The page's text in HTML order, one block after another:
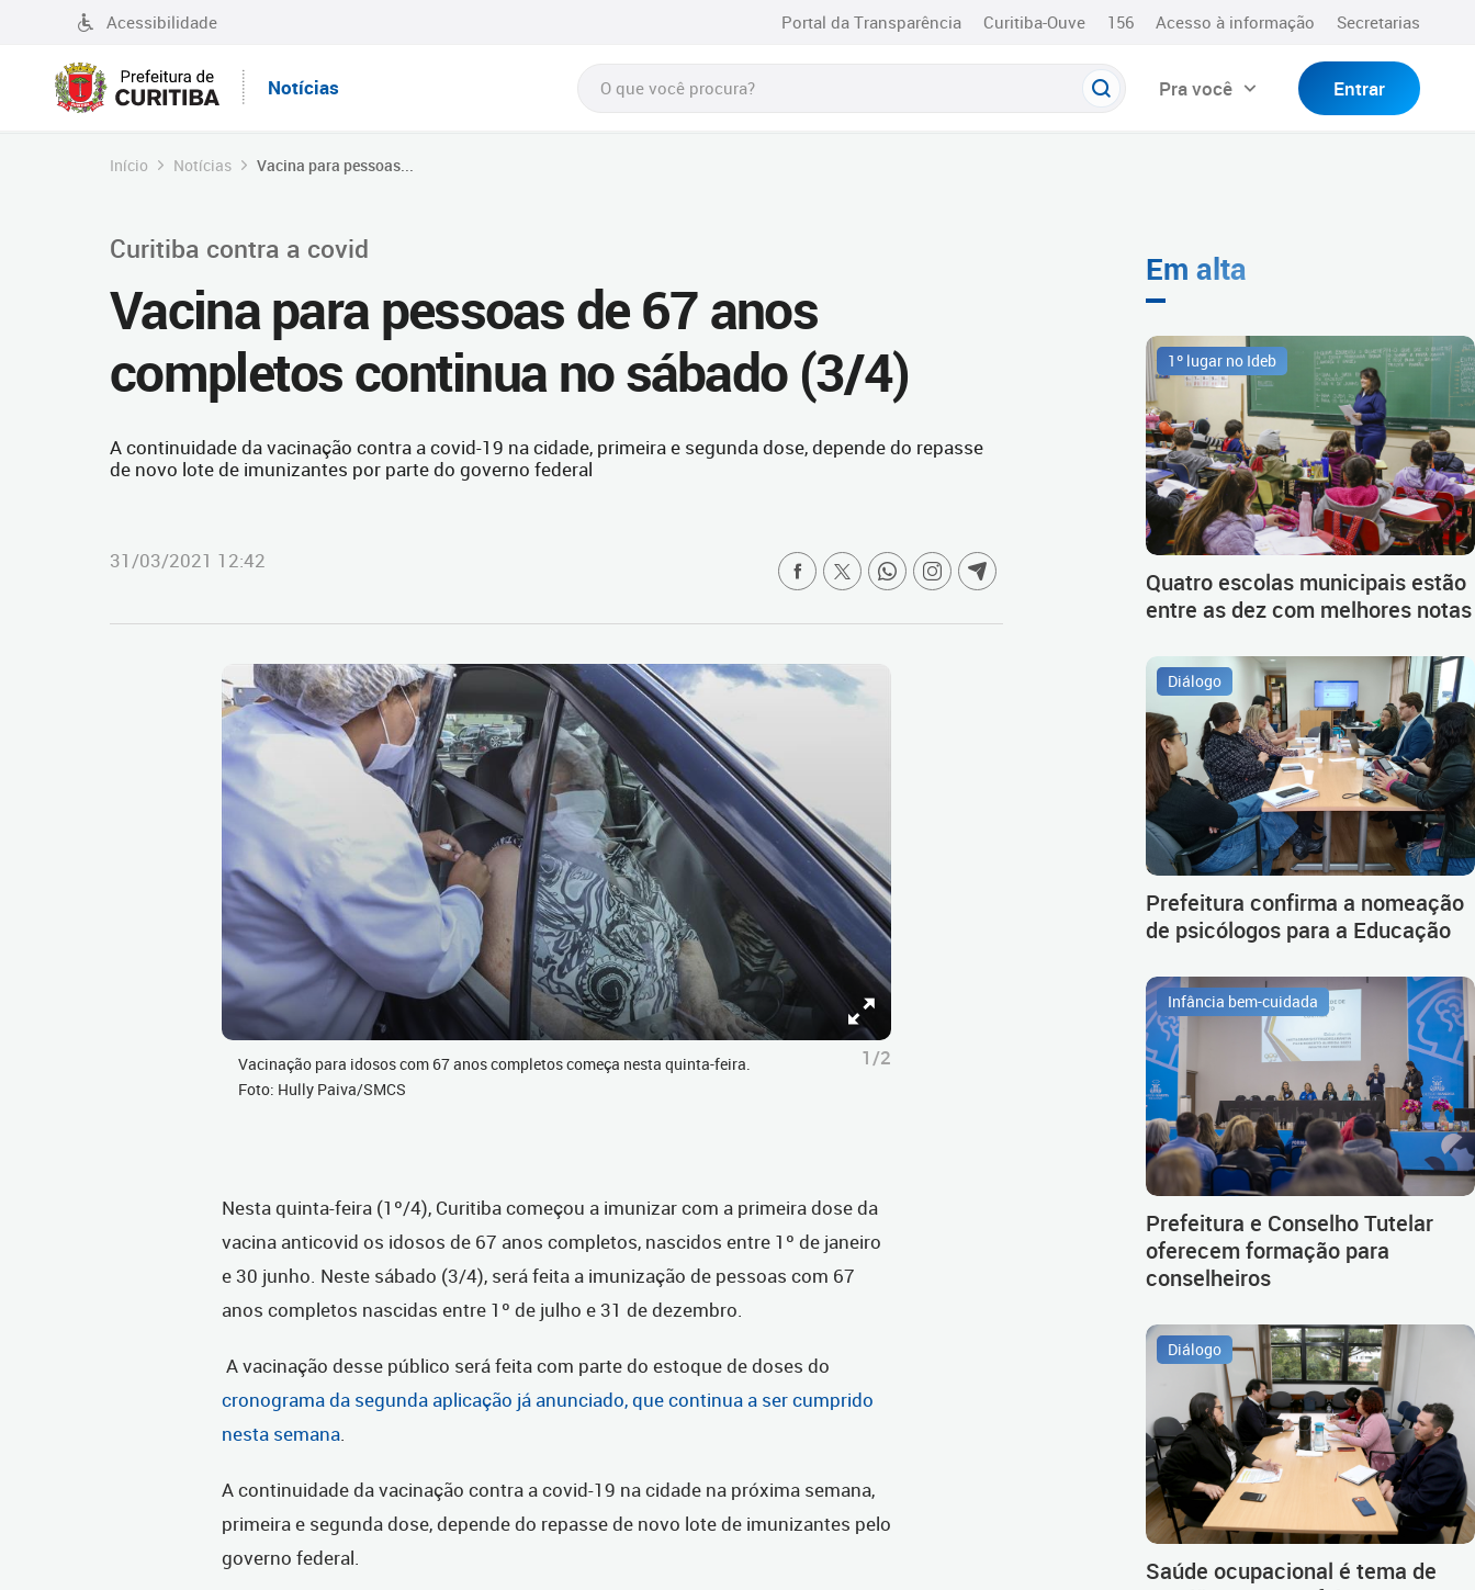
Acessibilidade Portal da Transparência Curitiba-Ouve 156 Acesso à informação Secretarias
Notícias Pra você Entrar
Início Notícias Vacina para pessoas...
Curitiba contra a covid
Vacina para pessoas de 67 anos
completos continua no sábado (3/4)
A continuidade da vacinação contra a covid-19 na cidade, primeira e segunda dose, depende do repasse
de novo lote de imunizantes por parte do governo federal
31/03/2021 12:42
Vacinação para idosos com 67 anos completos começa nesta quinta-feira.
Foto: Hully Paiva/SMCS
1/2
Nesta quinta-feira (1º/4), Curitiba começou a imunizar com a primeira dose da
vacina anticovid os idosos de 67 anos completos, nascidos entre 1º de janeiro
e 30 junho. Neste sábado (3/4), será feita a imunização de pessoas com 67
anos completos nascidas entre 1º de julho e 31 de dezembro.
A vacinação desse público será feita com parte do estoque de doses do
cronograma da segunda aplicação já anunciado, que continua a ser cumprido
nesta semana.
A continuidade da vacinação contra a covid-19 na cidade na próxima semana,
primeira e segunda dose, depende do repasse de novo lote de imunizantes pelo
governo federal.
Em alta
1º lugar no Ideb
Quatro escolas municipais estão
entre as dez com melhores notas
Diálogo
Prefeitura confirma a nomeação
de psicólogos para a Educação
Infância bem-cuidada
Prefeitura e Conselho Tutelar
oferecem formação para
conselheiros
Diálogo
Saúde ocupacional é tema de